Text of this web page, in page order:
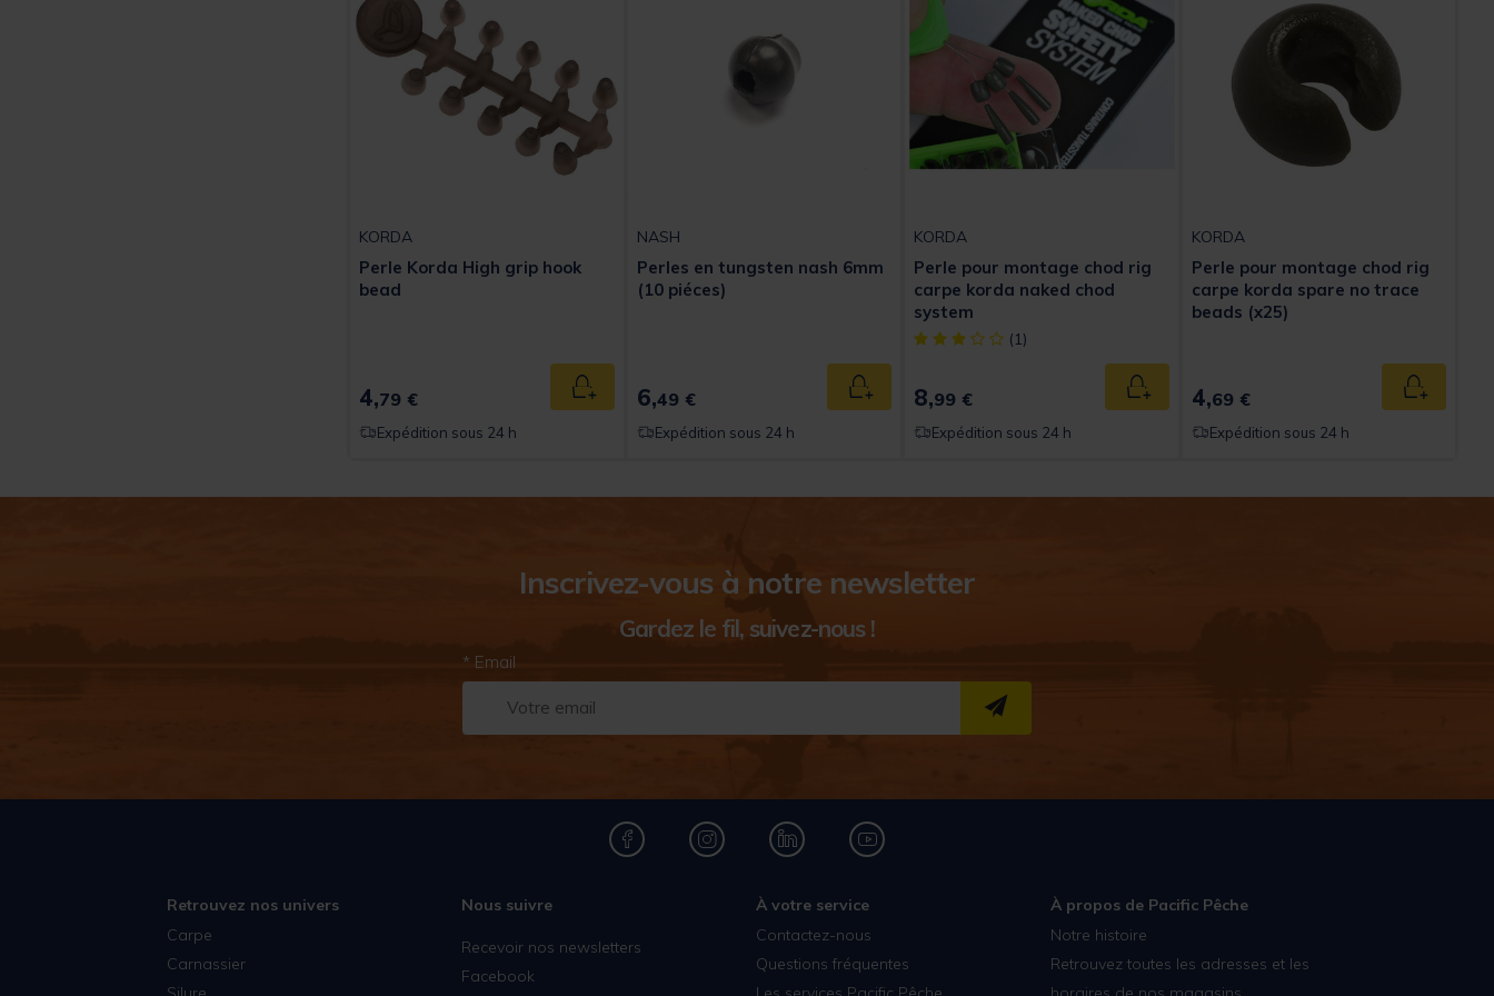
KORDA
Perle Korda High grip hook
bead
4,79 € Ajouter au panier
Expédition sous 24 h
NASH
Perles en tungsten nash 6mm
(10 piéces)
6,49 € Ajouter au panier
Expédition sous 24 h
KORDA
Perle pour montage chod rig
carpe korda naked chod
system
[object Object] out of 5 Customer Rating
(1)
8,99 € Ajouter au panier
Expédition sous 24 h
KORDA
Perle pour montage chod rig
carpe korda spare no trace
beads (x25)
4,69 € Ajouter
Expédition sous 24 h
Inscrivez-vous à notre newsletter
Gardez le fil, suivez-nous !
* Email
S''INSCRIRE
Retrouvez nos univers
Carpe
Carnassier
Nous suivre
Recevoir nos newsletters
Facebook
À votre service
Contactez-nous
Questions fréquentes
À propos de Pacific Pêche
Notre histoire
Retrouvez toutes les adresses et les